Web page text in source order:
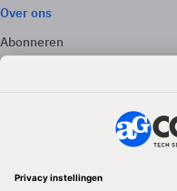
Over ons
Abonneren
Adverteren
Volg ons